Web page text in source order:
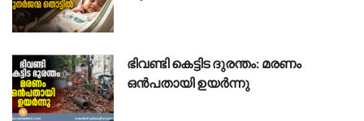
ഭിവണ്ടി കെട്ടിട ദുരന്തം: മരണം
ഒൻപതായി ഉയർന്നു